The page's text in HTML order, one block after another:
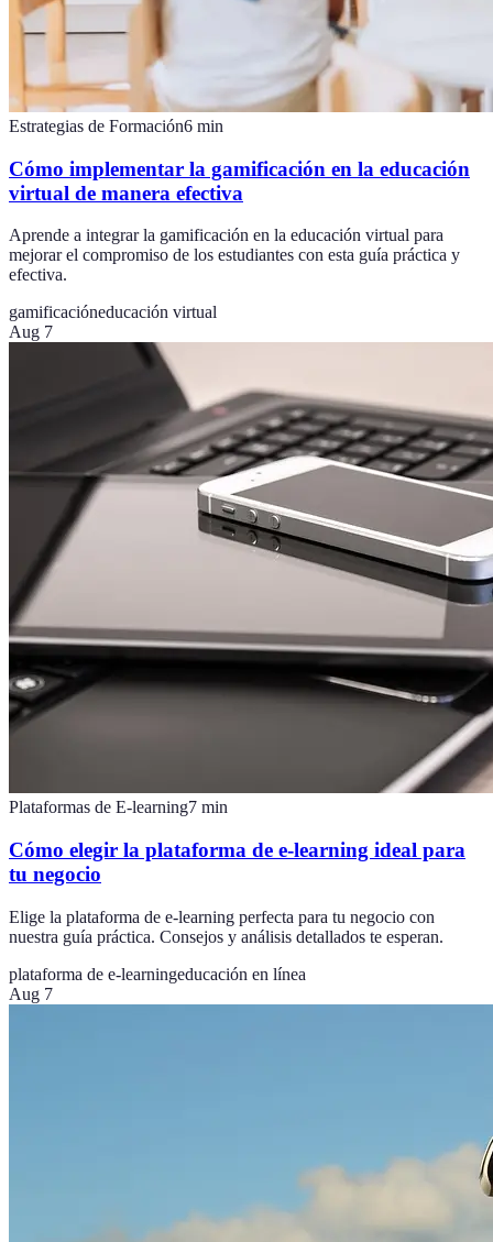
Estrategias de Formación6 min
Cómo implementar la gamificación en la educación
virtual de manera efectiva
Aprende a integrar la gamificación en la educación virtual para
mejorar el compromiso de los estudiantes con esta guía práctica y
efectiva.
gamificacióneducación virtual
Aug 7
Plataformas de E-learning7 min
Cómo elegir la plataforma de e-learning ideal para
tu negocio
Elige la plataforma de e-learning perfecta para tu negocio con
nuestra guía práctica. Consejos y análisis detallados te esperan.
plataforma de e-learningeducación en línea
Aug 7